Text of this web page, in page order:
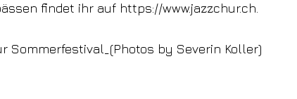
findet ihr auf https://www.jazzchur.ch
Sommerfestival_(Photos by Severin Koller)